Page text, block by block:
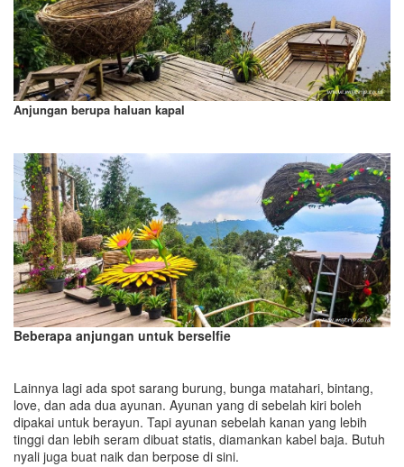
Anjungan berupa haluan kapal
Beberapa anjungan untuk berselfie
Lainnya lagi ada spot sarang burung, bunga matahari, bintang,
love, dan ada dua ayunan. Ayunan yang di sebelah kiri boleh
dipakai untuk berayun. Tapi ayunan sebelah kanan yang lebih
tinggi dan lebih seram dibuat statis, diamankan kabel baja. Butuh
nyali juga buat naik dan berpose di sini.